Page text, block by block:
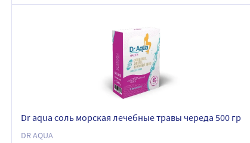
Dr aqua соль морская лечебные травы череда 500 гр
DR AQUA